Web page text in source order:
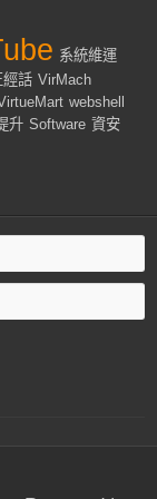
系統維運
經話 VirMach
webshell
升 Software 資安